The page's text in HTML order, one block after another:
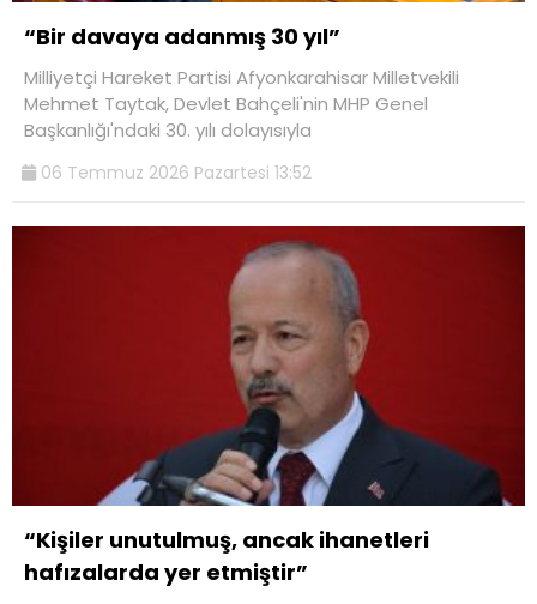
“Bir davaya adanmış 30 yıl”
Milliyetçi Hareket Partisi Afyonkarahisar Milletvekili
Mehmet Taytak, Devlet Bahçeli'nin MHP Genel
Başkanlığı'ndaki 30. yılı dolayısıyla
06 Temmuz 2026 Pazartesi 13:52
“Kişiler unutulmuş, ancak ihanetleri
hafızalarda yer etmiştir”